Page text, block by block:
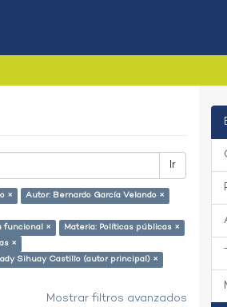
Ir
×
Autor: Bernardo García Velando ×
funcional ×
Materia: Políticas públicas ×
×
Sihuay Castillo (autor principal) ×
Mostrar filtros avanzados